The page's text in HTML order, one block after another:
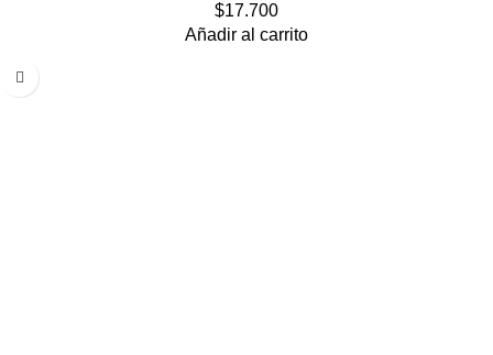
$17.700
Añadir al carrito